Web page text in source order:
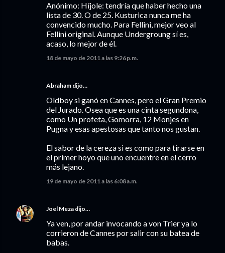
Anónimo: Híjole: tendría que haber hecho una
lista de 30. O de 25. Kusturica nunca me ha
convencido mucho. Para Fellini, mejor veo al
Fellini original. Aunque Undergroung sí es,
acaso, lo mejor de él.
18 de mayo de 2011 a las 9:26 p.m.
Abraham dijo…
Oldboy si ganó en Cannes, pero el Gran Premio
del Jurado. Osea que es una cinta segundona,
como Un profeta, Gomorra, 12 Monjes en
Pugna y esas apestosas que tanto nos gustan.
El sabor de la cereza si es como para tirarse en
el primer hoyo que uno encuentre en el cerro
más lejano.
19 de mayo de 2011 a las 6:08 a.m.
Joel Meza dijo…
Ya ven, por andar invocando a von Trier ya lo
corrieron de Cannes por salir con su batea de
babas.